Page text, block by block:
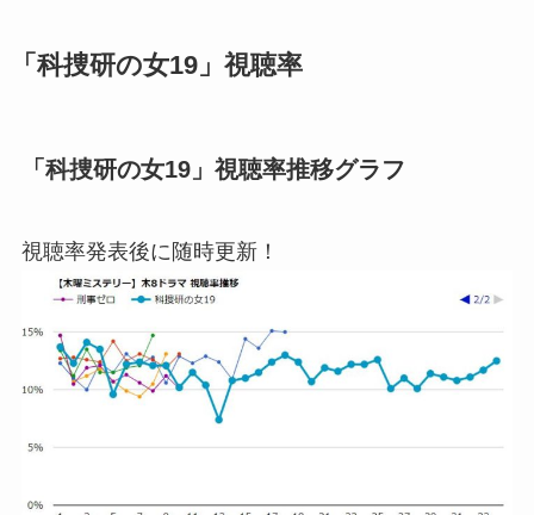
「科捜研の女19」視聴率
「科捜研の女19」視聴率推移グラフ
視聴率発表後に随時更新！